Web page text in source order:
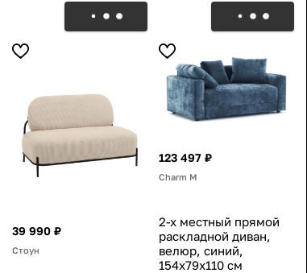
39 990 ₽
Стоун
123 497 ₽
Charm М
2-х местный прямой
раскладной диван,
велюр, синий,
154x79x110 см